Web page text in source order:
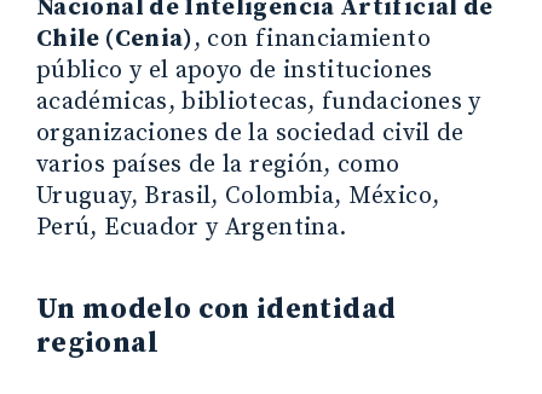
Nacional de Inteligencia Artificial de
Chile (Cenia), con financiamiento
público y el apoyo de instituciones
académicas, bibliotecas, fundaciones y
organizaciones de la sociedad civil de
varios países de la región, como
Uruguay, Brasil, Colombia, México,
Perú, Ecuador y Argentina.
Un modelo con identidad
regional